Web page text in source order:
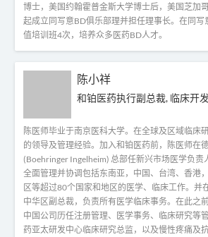
博士，美国约翰霍普金斯大学博士后，美国芝加
起成立同写意BD俱乐部理并担任理事长。在同写
值培训班4次，培养众多医药BD人才。
陈小祥
和铂医药执行副总裁, 临床开
陈医师毕业于南京医科大学。在全球及区域临床
的领导及管理经验。加入和铂医药前，陈医师在
(Boehringer Ingelheim) 总部任新兴市场医学负责
全面管理并协调包括东南亚，中国、台湾、香港
区等超过80个国家和地区的医学、临床工作。并
中华区副总裁，负责所有医学临床事务。在此之
中国公司历任注册管理、医学事务、临床研究等
药亚太研发中心临床研究总监，以及慢性疼痛及